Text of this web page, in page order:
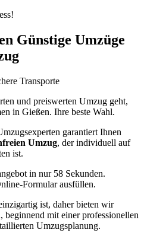
Günstige Umzüge
Transporte
und preiswerten Umzug geht,
in Gießen. Ihre beste Wahl.
garantiert Ihnen
Umzug, der individuell auf
ist.
in nur 58 Sekunden.
Formular ausfüllen.
ist, daher bieten wir
beginnend mit einer professionellen
Umzugsplanung.